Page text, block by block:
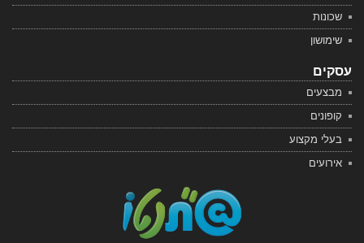
שכונות
שימושון
עסקים
מבצעים
קופונים
בעלי מקצוע
אירועים